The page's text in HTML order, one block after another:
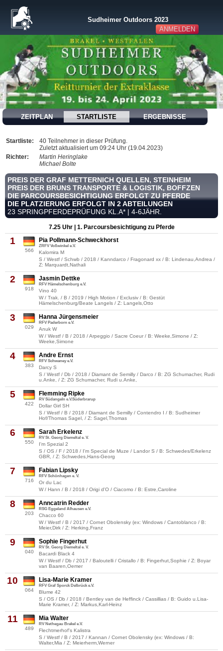
ANMELDEN
Sudheimer Outdoors 2023
ZEITPLAN STARTLISTE ERGEBNISSE
Startliste:
40 Teilnehmer in dieser Prüfung.
Zuletzt aktualisiert um 09:24 Uhr (19.04.2023)
Richter:
Martin Heringlake
Michael Bolte
PREIS DER GRAF METTERNICH QUELLEN, STEINHEIM
PREIS DER BRUNS TRANSPORTE & LOGISTIK, BOFFZEN
DIE PARCOURSBESICHTIGUNG ERFOLGT ZU PFERDE
DIE PLATZIERUNG ERFOLGT IN 2 ABTEILUNGEN
23 SPRINGPFERDEPRÜFUNG KL.A* | 4-6JÄHR.
7.25 Uhr | 1. Parcoursbesichtigung zu Pferde
1
566
Pia Pollmann-Schweckhorst
ZRFV Voßwinkel e.V.
Kalomira M
S / Westf / Schwb / 2018 / Kanndarco / Fragonard xx / B: Lindenau,Andrea /
Z: Marquardt,Nathali
2
918
Jasmin Dettke
RFV Hämelschenburg e.V.
Vino 40
W / Trak. / B / 2019 / High Motion / Exclusiv / B: Gestüt
Hämelschenburg/Beate Langels / Z: Langels,Otto
3
029
Hanna Jürgensmeier
RFV Paderborn e.V.
Anuk W
W / Westf / B / 2018 / Arpeggio / Sacre Coeur / B: Weeke,Simone / Z:
Weeke,Simone
4
383
Andre Ernst
RFV Schwaney e.V.
Darcy S
S / Westf / Db / 2018 / Diamant de Semilly / Darco / B: ZG Schumacher, Rudi
u.Anke, / Z: ZG Schumacher, Rudi u.Anke,
5
422
Flemming Ripke
RV Südangeln e.V.Süderbrarup
Dollar Girl SH
S / Westf / B / 2018 / Diamant de Semilly / Contendro I / B: Sudheimer
Hof/Thomas Sagel, / Z: Sagel,Thomas
6
550
Sarah Erkelenz
RV St. Georg Diemeltal e. V.
I'm Spezial 2
S / OS / F / 2018 / I'm Special de Muze / Landor S / B: Schwedes/Erkelenz
GBR, / Z: Schwedes,Hans-Georg
7
716
Fabian Lipsky
RFV Schönhagen e. V.
Or du Lac
W / Hann / B / 2018 / Origi d'O / Ciacomo / B: Estre,Caroline
8
203
Anncatrin Redder
RSG Eggeland Alhausen e.V.
Chacco 60
W / Westf / B / 2017 / Cornet Obolensky (ex: Windows / Cantoblanco / B:
Meier,Dirk / Z: Herking,Franz
9
040
Sophie Fingerhut
RV St. Georg Diemeltal e. V.
Bacardi Black 4
W / Westf / Db / 2017 / Baloutelli / Cristallo / B: Fingerhut,Sophie / Z: Boyar
van Baaren,Oemer
10
064
Lisa-Marie Kramer
RFV Graf Sporck Delbrück e.V.
Blume 42
S / OS / Db / 2018 / Bentley van de Heffinck / Cassillias / B: Guido u.Lisa-
Marie Kramer, / Z: Markus,Karl-Heinz
11
489
Mia Walter
RV Nethegau Brakel e.V.
Flechtmerhof's Kalistra
S / Westf / B / 2017 / Kannan / Cornet Obolensky (ex: Windows / B:
Walter,Mia / Z: Meierherm,Werner